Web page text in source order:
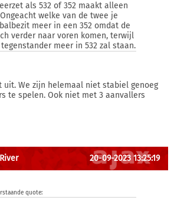
als 532 of 352 maakt alleen
welke van de twee je
meer in een 352 omdat de
verder naar voren komen, terwijl
meer in 532 zal staan.
We zijn helemaal niet stabiel genoeg
te spelen. Ook niet met 3 aanvallers
20-09-2023 13:25:19
quote: